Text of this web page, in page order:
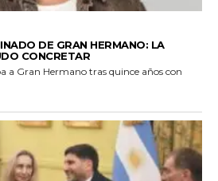
DE GRAN HERMANO: LA
CONCRETAR
a Gran Hermano tras quince años con